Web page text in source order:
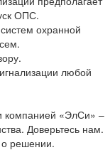
ОПС.
охранной
любой
компанией «ЭлСи» –
Доверьтесь нам.
о решении.